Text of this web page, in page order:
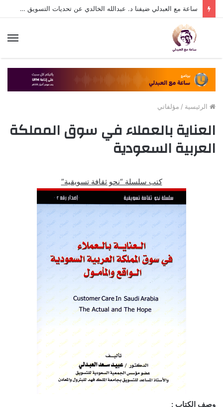
ساعة مع العبدلي ضيفنا د. عبدالله الخالدي عن تحديات التسويق في القطاع الثالث مع د. عبيد العبدلي
الرئيسية / مؤلفاتي
العناية بالعملاء في سوق المملكة
العربية السعودية
كتب سلسلة “نحو ثقافة تسويقية”
وصف الكتاب :